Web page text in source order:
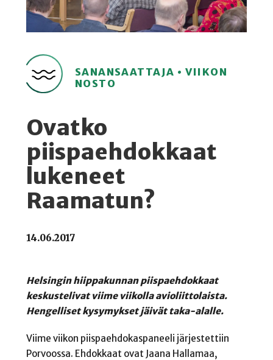
SANANSAATTAJA • VIIKON
NOSTO
Ovatko
piispaehdokkaat
lukeneet
Raamatun?
14.06.2017
Helsingin hiippakunnan piispaehdokkaat
keskustelivat viime viikolla avioliittolaista.
Hengelliset kysymykset jäivät taka-alalle.
Viime viikon piispaehdokaspaneeli järjestettiin
Porvoossa. Ehdokkaat ovat Jaana Hallamaa,